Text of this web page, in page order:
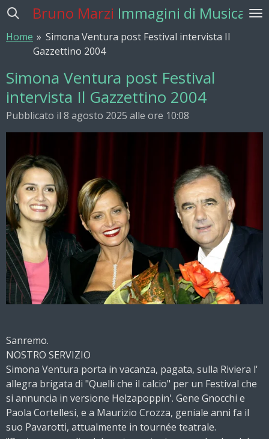
Vai
contenuto
principale
Bruno Marzi Immagini di Musica
Home » Simona Ventura post Festival intervista Il
Gazzettino 2004
Simona Ventura post Festival
intervista Il Gazzettino 2004
Pubblicato il 8 agosto 2025 alle ore 10:08
Sanremo.
NOSTRO SERVIZIO
Simona Ventura porta in vacanza, pagata, sulla Riviera l'
allegra brigata di "Quelli che il calcio" per un Festival che
si annuncia in versione Helzapoppin'. Gene Gnocchi e
Paola Cortellesi, e a Maurizio Crozza, geniale anni fa il
suo Pavarotti, attualmente in tournée teatrale.